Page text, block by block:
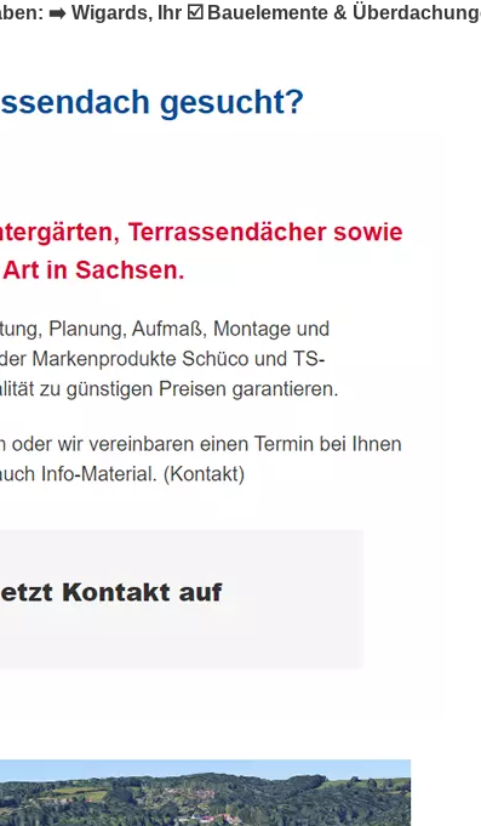
➡️ Wigards, Ihr ☑️ Bauelemente &